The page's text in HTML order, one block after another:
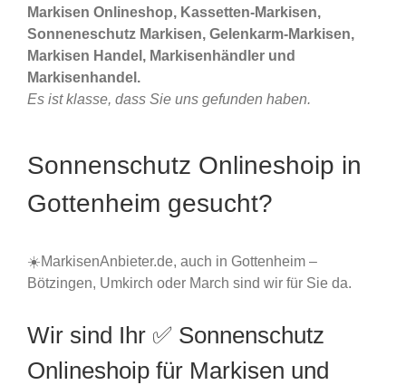
Markisen Onlineshop, Kassetten-Markisen,
Sonneneschutz Markisen, Gelenkarm-Markisen,
Markisen Handel, Markisenhändler und
Markisenhandel.
Es ist klasse, dass Sie uns gefunden haben.
Sonnenschutz Onlineshoip in
Gottenheim gesucht?
☀️MarkisenAnbieter.de, auch in Gottenheim –
Bötzingen, Umkirch oder March sind wir für Sie da.
Wir sind Ihr ✅ Sonnenschutz
Onlineshoip für Markisen und